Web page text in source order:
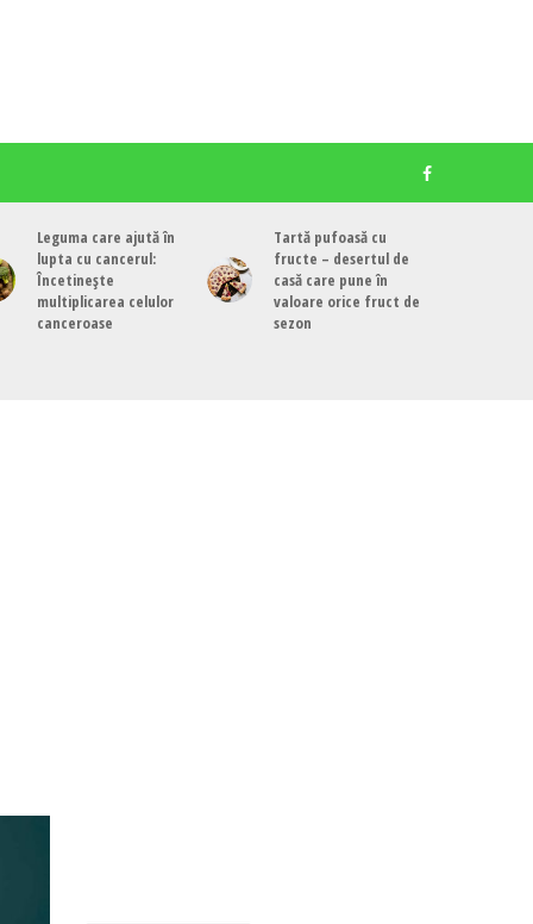
Leguma care ajută în
lupta cu cancerul:
Încetinește
multiplicarea celulor
canceroase
Tartă pufoasă cu
fructe – desertul de
casă care pune în
valoare orice fruct de
sezon